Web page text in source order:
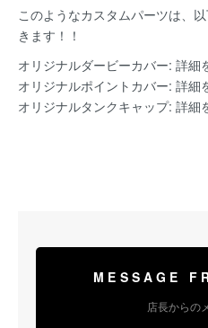
このようなカスタムパーツは、
きます！！
オリジナルダービーカバー: 詳細
オリジナルポイントカバー: 詳細
オリジナルタンクキャップ: 詳細
MESSAGE
店長からの